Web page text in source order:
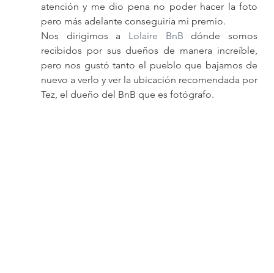
atención y me dio pena no poder hacer la foto
pero más adelante conseguiría mi premio.
Nos dirigimos a Lolaire BnB dónde somos
recibidos por sus dueños de manera increíble,
pero nos gustó tanto el pueblo que bajamos de
nuevo a verlo y ver la ubicación recomendada por
Tez, el dueño del BnB que es fotógrafo.